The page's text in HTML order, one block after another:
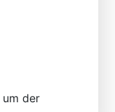
um der